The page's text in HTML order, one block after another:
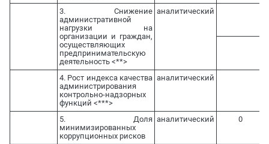
3. Снижение
административной
нагрузки на
организации и граждан,
осуществляющих
предпринимательскую
деятельность <**>
аналитический
4. Рост индекса качества
администрирования
контрольно-надзорных
функций <***>
аналитический
5. Доля
минимизированных
коррупционных рисков
аналитический 0